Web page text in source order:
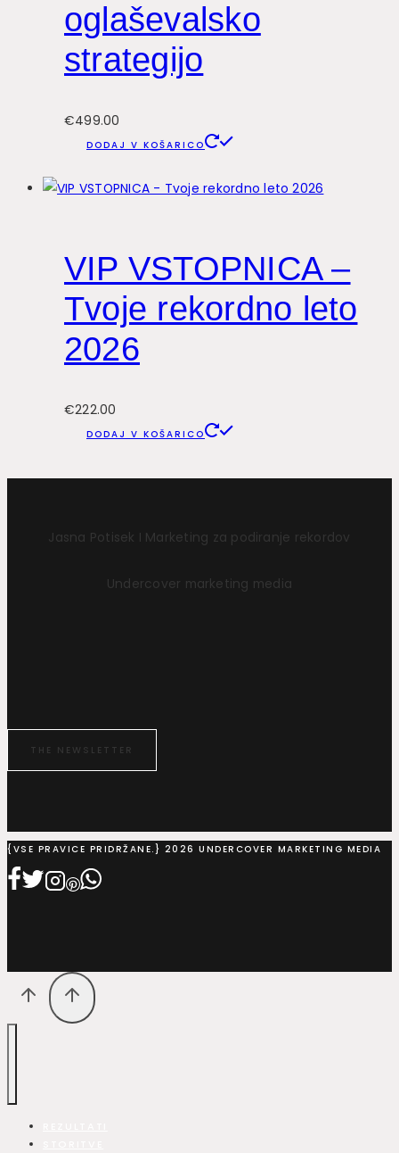
oglaševalsko
strategijo
€499.00
DODAJ V KOŠARICO
VIP VSTOPNICA –
Tvoje rekordno leto
2026
€222.00
DODAJ V KOŠARICO
Jasna Potisek I Marketing za podiranje rekordov
Undercover marketing media
THE NEWSLETTER
{VSE PRAVICE PRIDRŽANE.} 2026 UNDERCOVER MARKETING MEDIA